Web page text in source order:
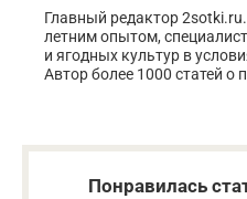
Главный редактор
летним опытом,
и ягодных культур в
Автор более 1000 статей о
Понравилась